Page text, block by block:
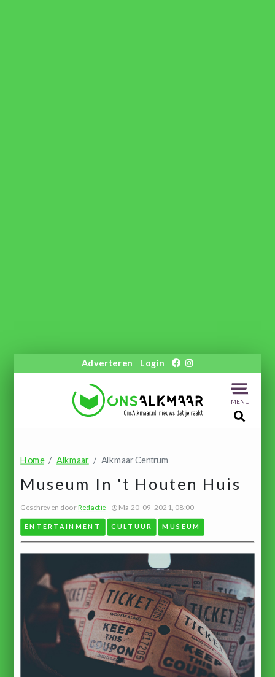
Adverteren Login
MENU
Home Alkmaar Alkmaar Centrum
Museum In 't Houten Huis
Geschreven doorRedactie Ma 20-09-2021, 08:00
ENTERTAINMENT CULTUUR MUSEUM